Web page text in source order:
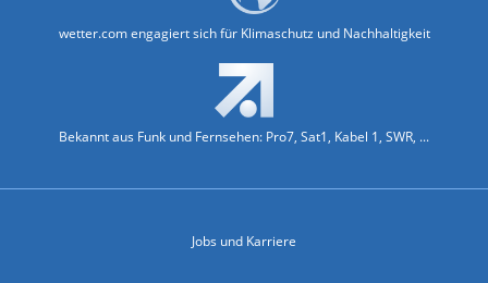
wetter.com engagiert sich für Klimaschutz und Nachhaltigkeit
Bekannt aus Funk und Fernsehen: Pro7, Sat1, Kabel 1, SWR, ...
Jobs und Karriere